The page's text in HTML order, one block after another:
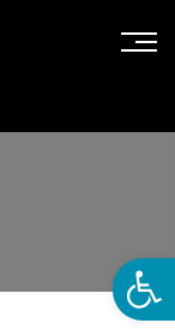
פתח סרגל נגישות